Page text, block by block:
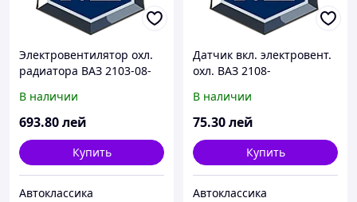
Электровентилятор охл.
радиатора ВАЗ 2103-08-
г.Калуга)
В наличии
693.80лей
Купить
Автоклассика
Датчик вкл. электровент.
охл. ВАЗ 2108-
(t 87/82) (покупн. Пекар)
В наличии
75.30лей
Купить
Автоклассика